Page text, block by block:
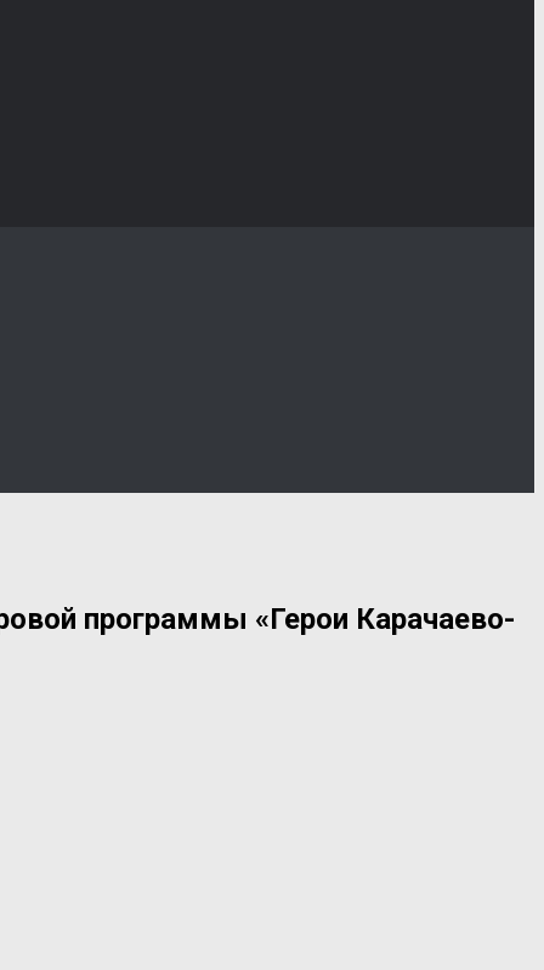
программы «Герои Карачаево-